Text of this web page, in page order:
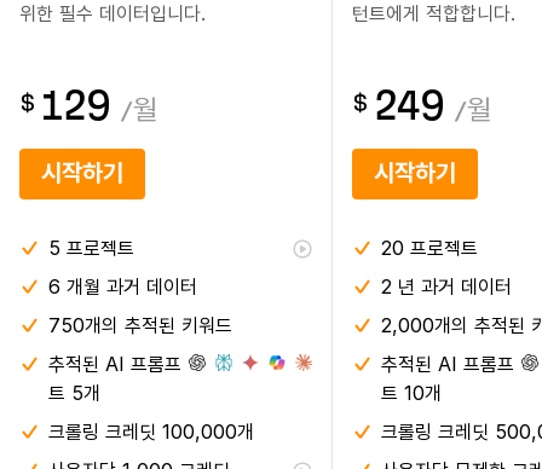
위한 필수 데이터입니다.
턴트에게 적합합니다.
$ 129 /월 $ 249 /월
시작하기 시작하기
5 프로젝트
6 개월 과거 데이터
750개의 추적된 키워드
추적된 AI 프롬프
트 5개
크롤링 크레딧 100,000개
20 프로젝트
2 년 과거 데이터
2,000개의 추적된
추적된 AI 프롬프
트 10개
크롤링 크레딧